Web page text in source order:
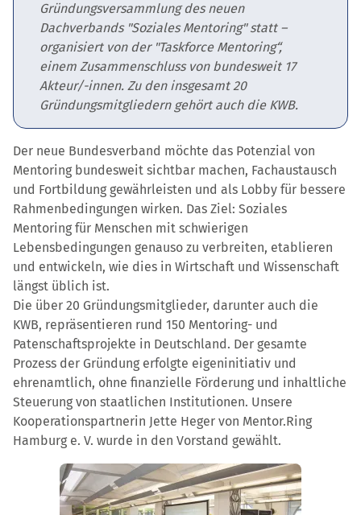
Gründungsversammlung des neuen
Dachverbands "Soziales Mentoring" statt –
organisiert von der "Taskforce Mentoring“,
einem Zusammenschluss von bundesweit 17
Akteur/-innen. Zu den insgesamt 20
Gründungsmitgliedern gehört auch die KWB.
Der neue Bundesverband möchte das Potenzial von
Mentoring bundesweit sichtbar machen, Fachaustausch
und Fortbildung gewährleisten und als Lobby für bessere
Rahmenbedingungen wirken. Das Ziel: Soziales
Mentoring für Menschen mit schwierigen
Lebensbedingungen genauso zu verbreiten, etablieren
und entwickeln, wie dies in Wirtschaft und Wissenschaft
längst üblich ist.
Die über 20 Gründungsmitglieder, darunter auch die
KWB, repräsentieren rund 150 Mentoring- und
Patenschaftsprojekte in Deutschland. Der gesamte
Prozess der Gründung erfolgte eigeninitiativ und
ehrenamtlich, ohne finanzielle Förderung und inhaltliche
Steuerung von staatlichen Institutionen. Unsere
Kooperationspartnerin Jette Heger von Mentor.Ring
Hamburg e. V. wurde in den Vorstand gewählt.